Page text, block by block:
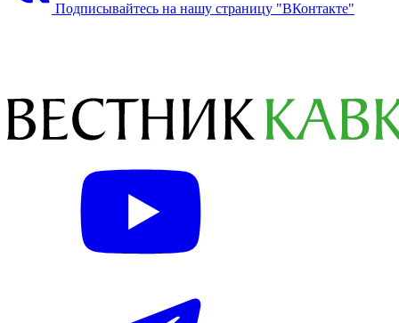
Подписывайтесь на нашу страницу "ВКонтакте"